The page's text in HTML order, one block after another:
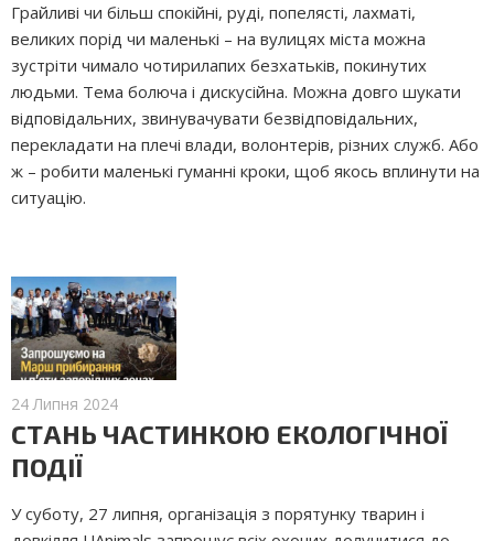
Грайливі чи більш спокійні, руді, попелясті, лахматі,
великих порід чи маленькі – на вулицях міста можна
зустріти чимало чотирилапих безхатьків, покинутих
людьми. Тема болюча і дискусійна. Можна довго шукати
відповідальних, звинувачувати безвідповідальних,
перекладати на плечі влади, волонтерів, різних служб. Або
ж – робити маленькі гуманні кроки, щоб якось вплинути на
ситуацію.
24 Липня 2024
СТАНЬ ЧАСТИНКОЮ ЕКОЛОГІЧНОЇ
ПОДІЇ
У суботу, 27 липня, організація з порятунку тварин і